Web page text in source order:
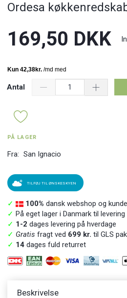
Ordesa
169,50 DKK
Antal
PÅ LAGER
Fra: San Ignacio
TILFØJ TIL ØNSKESKYEN
✓ 100% dansk webshop og
✓ På eget lager i Danmark til levering
✓ 1-2 dages levering på hverdage
✓ Gratis fragt ved 699 kr. til GLS
✓ 14 dages fuld returret
Beskrivelse